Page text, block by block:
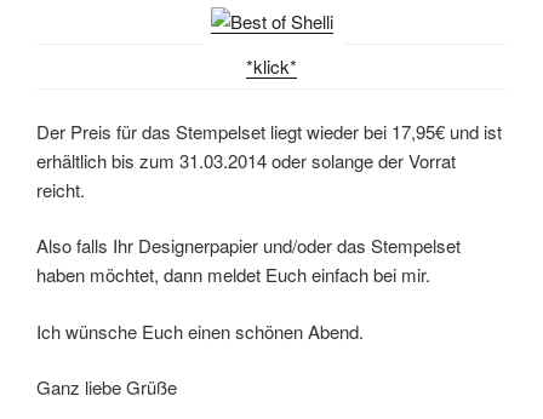
*klick*
Der Preis für das Stempelset liegt wieder bei 17,95€ und ist
erhältlich bis zum 31.03.2014 oder solange der Vorrat
reicht.
Also falls Ihr Designerpapier und/oder das Stempelset
haben möchtet, dann meldet Euch einfach bei mir.
Ich wünsche Euch einen schönen Abend.
Ganz liebe Grüße